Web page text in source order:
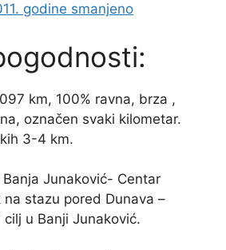
km, 100% ravna, brza ,
označen svaki kilometar.
3-4 km.
Junaković- Centar
na stazu pored Dunava –
u Banji Junaković.